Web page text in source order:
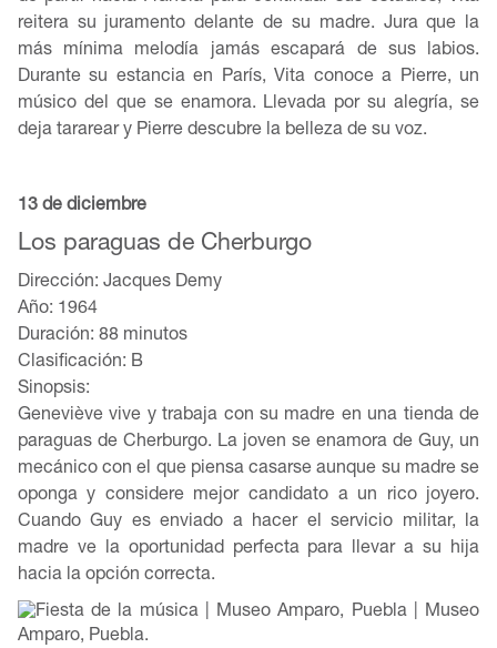
reitera su juramento delante de su madre. Jura que la
más mínima melodía jamás escapará de sus labios.
Durante su estancia en París, Vita conoce a Pierre, un
músico del que se enamora. Llevada por su alegría, se
deja tararear y Pierre descubre la belleza de su voz.
13 de diciembre
Los paraguas de Cherburgo
Dirección: Jacques Demy
Año: 1964
Duración: 88 minutos
Clasificación: B
Sinopsis:
Geneviève vive y trabaja con su madre en una tienda de
paraguas de Cherburgo. La joven se enamora de Guy, un
mecánico con el que piensa casarse aunque su madre se
oponga y considere mejor candidato a un rico joyero.
Cuando Guy es enviado a hacer el servicio militar, la
madre ve la oportunidad perfecta para llevar a su hija
hacia la opción correcta.